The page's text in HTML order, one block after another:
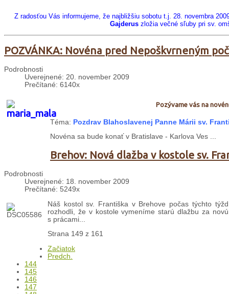
Z radosťou Vás informujeme, že najbližšiu sobotu t.j. 28. novembra
Gajderus zložia večné sľuby pri sv.
POZVÁNKA: Novéna pred Nepoškvrneným
Podrobnosti
Uverejnené: 20. november 2009
Prečítané: 6140x
Pozývame vás na
Téma: Pozdrav Blahoslavenej Panne Márii sv.
Novéna sa bude konať v Bratislave - Karlova Ves ...
Brehov: Nová dlažba v kostole sv.
Podrobnosti
Uverejnené: 18. november 2009
Prečítané: 5249x
Náš kostol sv. Františka v Brehove počas týchto
rozhodli, že v kostole vymeníme starú dlažbu za
s prácami...
Strana 149 z 161
Začiatok
Predch.
144
145
146
147